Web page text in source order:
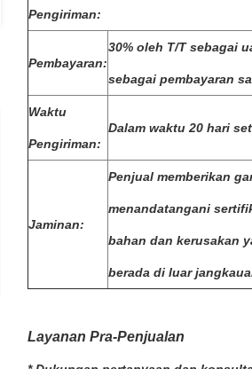
Pengiriman:
Pembayaran:
30% oleh T/T sebagai
sebagai pembayaran
Waktu
Pengiriman:
Dalam waktu 20 hari
Jaminan:
Penjual memberikan
menandatangani
bahan dan kerusakan
berada di luar
Layanan Pra-Penjualan